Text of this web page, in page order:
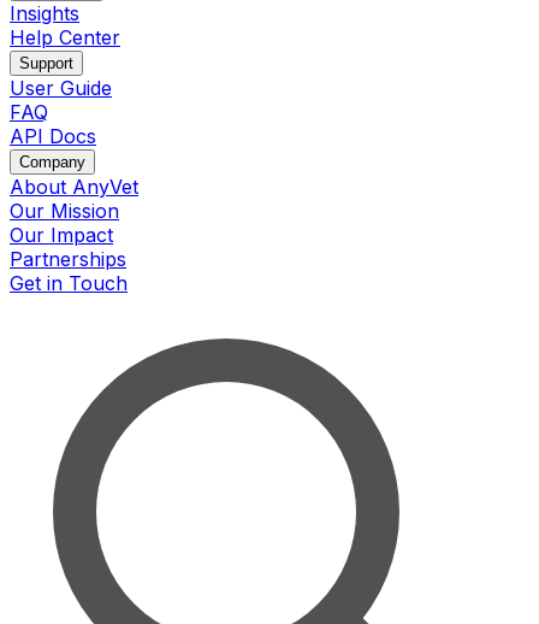
Insights
Help Center
Support
User Guide
FAQ
API Docs
Company
About AnyVet
Our Mission
Our Impact
Partnerships
Get in Touch